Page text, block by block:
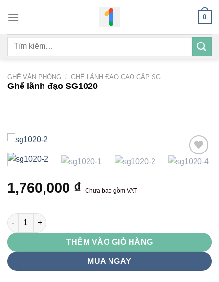
qua
dung
0
Tìm
GHẾ VĂN PHÒNG / GHẾ LÃNH ĐẠO CAO CẤP SG
Ghế lãnh đạo SG1020
1,760,000 ₫ Chưa bao gồm VAT
Ghế lãnh đạo SG1020 số lượng
THÊM VÀO GIỎ HÀNG
MUA NGAY